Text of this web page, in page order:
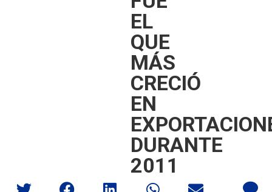
EL
QUE
MÁS
CRECIÓ
EN
DURANTE
2011